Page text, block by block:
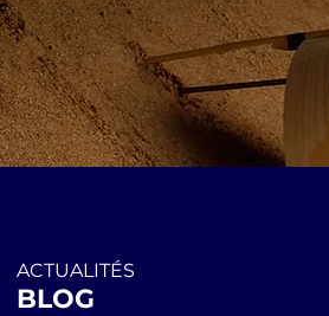
ACTUALITÉS
BLOG